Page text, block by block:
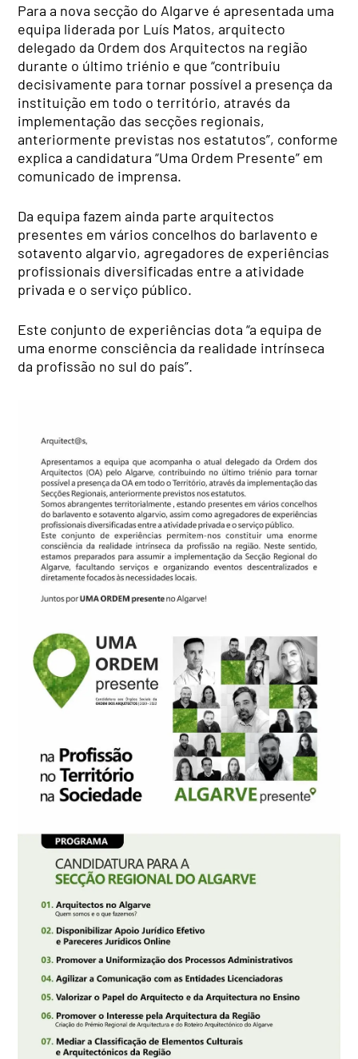
Para a nova secção do Algarve é apresentada uma
equipa liderada por Luís Matos, arquitecto
delegado da Ordem dos Arquitectos na região
durante o último triénio e que “contribuiu
decisivamente para tornar possível a presença da
instituição em todo o território, através da
implementação das secções regionais,
anteriormente previstas nos estatutos”, conforme
explica a candidatura “Uma Ordem Presente” em
comunicado de imprensa.
Da equipa fazem ainda parte arquitectos
presentes em vários concelhos do barlavento e
sotavento algarvio, agregadores de experiências
profissionais diversificadas entre a atividade
privada e o serviço público.
Este conjunto de experiências dota “a equipa de
uma enorme consciência da realidade intrínseca
da profissão no sul do país”.